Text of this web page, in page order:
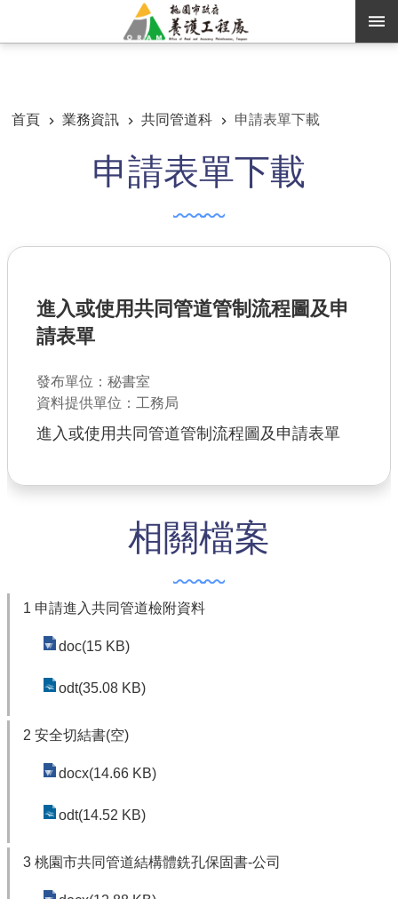
進階搜尋
便民服務
資訊公開
路燈
公共工程
桃園市政府
隱私權政策
網站安全政策
政府網站資料開放宣告
首頁
業務資訊 共同管道科 申請表單下載
申請表單下載
進入或使用共同管道管制流程圖及申
請表單
發布單位：秘書室
資料提供單位：工務局
進入或使用共同管道管制流程圖及申請表單
相關檔案
1 申請進入共同管道檢附資料
doc(15 KB)
odt(35.08 KB)
2 安全切結書(空)
docx(14.66 KB)
odt(14.52 KB)
3 桃園市共同管道結構體銑孔保固書-公司